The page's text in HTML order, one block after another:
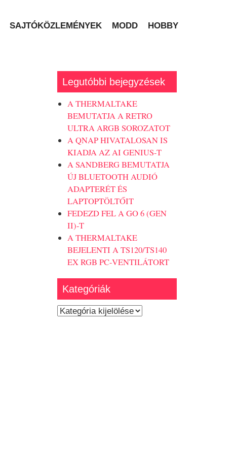
SAJTÓKÖZLEMÉNYEK MODD HOBBY
Legutóbbi bejegyzések
A THERMALTAKE
BEMUTATJA A RETRO
ULTRA ARGB SOROZATOT
A QNAP HIVATALOSAN IS
KIADJA AZ AI GENIUS-T
A SANDBERG BEMUTATJA
ÚJ BLUETOOTH AUDIÓ
ADAPTERÉT ÉS
LAPTOPTÖLTŐIT
FEDEZD FEL A GO 6 (GEN
II)-T
A THERMALTAKE
BEJELENTI A TS120/TS140
EX RGB PC-VENTILÁTORT
Kategóriák
Kategóriák